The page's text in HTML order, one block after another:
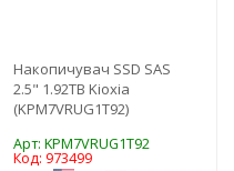
Накопичувач SSD SAS
2.5" 1.92TB Kioxia
(KPM7VRUG1T92)
Арт: KPM7VRUG1T92
Код: 973499